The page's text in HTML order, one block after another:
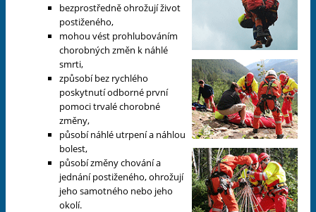
bezprostředně ohrožují život
postiženého,
mohou vést prohlubováním
chorobných změn k náhlé
smrti,
způsobí bez rychlého
poskytnutí odborné první
pomoci trvalé chorobné
změny,
působí náhlé utrpení a náhlou
bolest,
působí změny chování a
jednání postiženého, ohrožují
jeho samotného nebo jeho
okolí.